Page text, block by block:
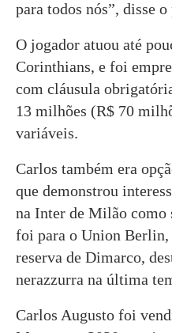
para todos nós”, disse
O jogador atuou até
Corinthians, e foi
com cláusula
13 milhões (R$ 70
variáveis.
Carlos também era
que demonstrou
na Inter de Milão como
foi para o Union
reserva de Dimarco,
nerazzurra na última
Carlos Augusto foi